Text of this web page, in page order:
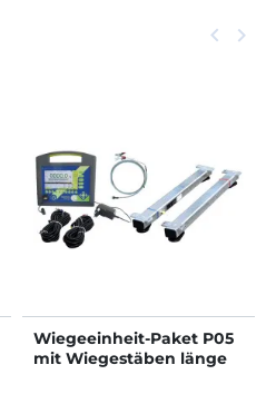
Zurück
keyboard_arrow_left keyboard_arrow_right
Wiegeeinheit-Paket P05
mit Wiegestäben länge